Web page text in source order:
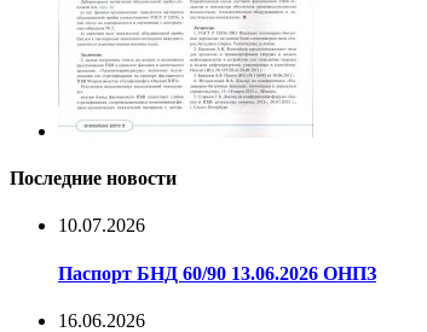
Последние новости
10.07.2026
Паспорт БНД 60/90 13.06.2026 ОНПЗ
16.06.2026